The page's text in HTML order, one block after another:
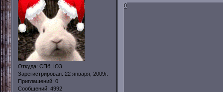
Откуда: СПб, ЮЗ
Зарегистрирован: 22 января, 2009г.
Приглашений: 0
Сообщений: 4992
0